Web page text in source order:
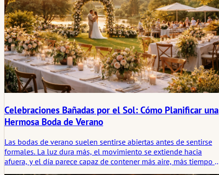
Celebraciones Bañadas por el Sol: Cómo Planificar una
Hermosa Boda de Verano
Las bodas de verano suelen sentirse abiertas antes de sentirse
formales. La luz dura más, el movimiento se extiende hacia
afuera, y el día parece capaz de contener más aire, más tiempo y